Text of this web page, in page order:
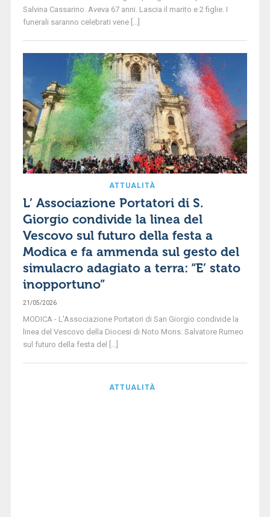
Salvina Cassarino. Aveva 67 anni. Lascia il marito e 2 figlie. I
funerali saranno celebrati vene [...]
ATTUALITÀ
L’ Associazione Portatori di S.
Giorgio condivide la linea del
Vescovo sul futuro della festa a
Modica e fa ammenda sul gesto del
simulacro adagiato a terra: “E’ stato
inopportuno”
21/05/2026
MODICA - L'Associazione Portatori di San Giorgio condivide la
linea del Vescovo della Diocesi di Noto Mons. Salvatore Rumeo
sul futuro della festa del [...]
ATTUALITÀ